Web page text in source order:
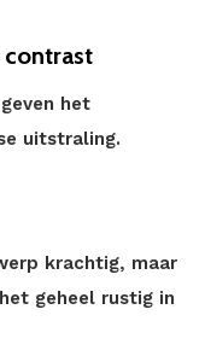
contrast
het
uitstraling.
krachtig, maar
geheel rustig in